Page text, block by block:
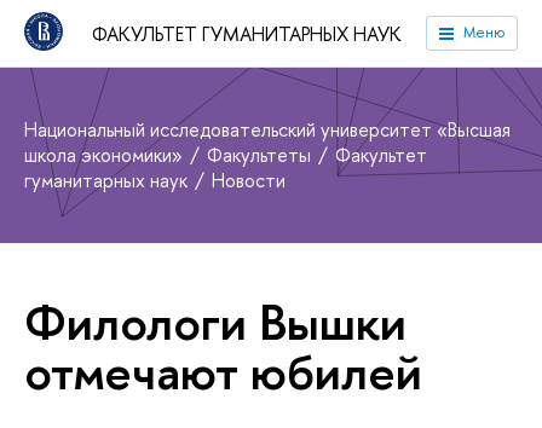
ФАКУЛЬТЕТ ГУМАНИТАРНЫХ НАУК Меню
Национальный исследовательский университет «Высшая
школа экономики»
Факультеты
Факультет
гуманитарных наук
Новости
Филологи Вышки
отмечают юбилей